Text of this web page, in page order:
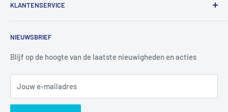
Utrechtlaan 9
Tel:+31 6 345 30 448
Mail:info@luchtbuks.com
KLANTENSERVICE
Informatie
Privacybeleid
Verzendbeleid
Search
NIEUWSBRIEF
Blijf op de hoogte van de laatste nieuwigheden en acties
Jouw e-mailadres